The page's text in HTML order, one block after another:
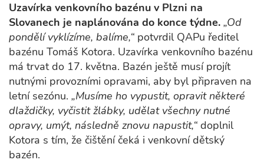
Uzavírka venkovního bazénu v Plzni na
Slovanech je naplánována do konce týdne. „Od
pondělí vyklízíme, balíme,“ potvrdil QAPu ředitel
bazénu Tomáš Kotora. Uzavírka venkovního bazénu
má trvat do 17. května. Bazén ještě musí projít
nutnými provozními opravami, aby byl připraven na
letní sezónu. „Musíme ho vypustit, opravit některé
dlaždičky, vyčistit žlábky, udělat všechny nutné
opravy, umýt, následně znovu napustit,“ doplnil
Kotora s tím, že čištění čeká i venkovní dětský
bazén.